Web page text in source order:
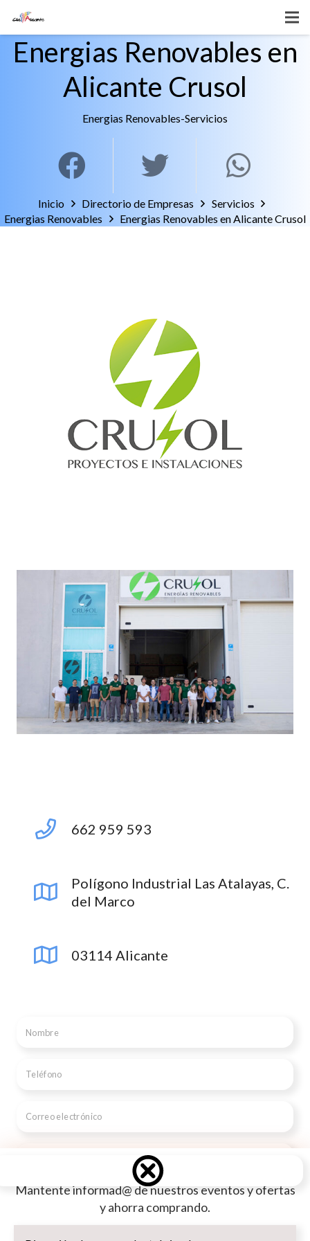
Energias Renovables en
Alicante Crusol
Energias Renovables-Servicios
Inicio Directorio de Empresas
Servicios
Energias Renovables
Energias Renovables en Alicante Crusol
662 959 593
Polígono Industrial Las Atalayas, C.
del Marco
03114 Alicante
Mantente informad@ de nuestros eventos y ofertas
y ahorra comprando.